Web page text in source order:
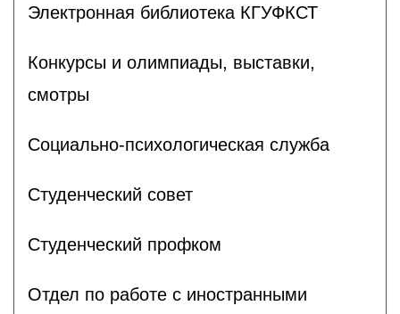
Электронная библиотека КГУФКСТ
Конкурсы и олимпиады, выставки,
смотры
Социально-психологическая служба
Студенческий совет
Студенческий профком
Отдел по работе с иностранными